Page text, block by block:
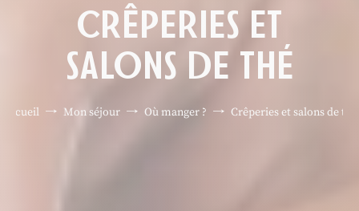
CRÊPERIES ET
SALONS DE THÉ
Accueil Mon séjour Où manger ? Crêperies et salons de thé